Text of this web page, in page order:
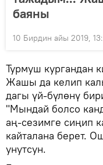
баяны
10 Бирдин айы 2019,
Турмуш кургандан
Жашы да келип
дагы үй-бүлөнү
"Мындай болсо
аң-сезимге сиңип
кайталана берет.
унутсун.